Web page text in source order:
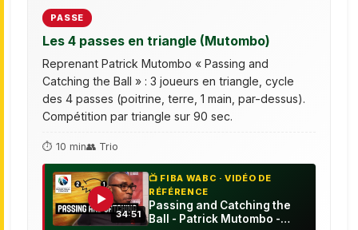
PASSE
Les 4 passes en triangle (Mutombo)
Reprenant Patrick Mutombo « Passing and
Catching the Ball » : 3 joueurs en triangle, cycle
des 4 passes (poitrine, terre, 1 main, par-dessus).
Compétition par triangle sur 90 sec.
⏱ 10 min👥 Trio
▶
34:51
📺 FIBA WABC · VIDÉO DE
RÉFÉRENCE
Passing and Catching the
Ball - Patrick Mutombo -